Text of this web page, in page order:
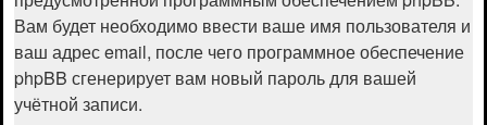
Вам будет необходимо ввести ваше имя пользователя и
ваш адрес email, после чего программное обеспечение
phpBB сгенерирует вам новый пароль для вашей
учётной записи.